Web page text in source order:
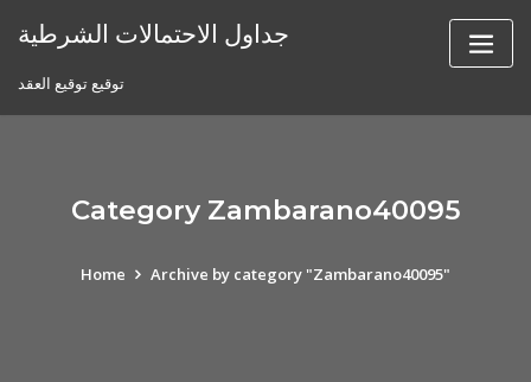
جداول الاحتمالات الشرطية
توقيع توقيع العقد
Category Zambarano40095
Home Archive by category "Zambarano40095"